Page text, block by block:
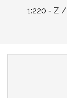
1:220 - Z